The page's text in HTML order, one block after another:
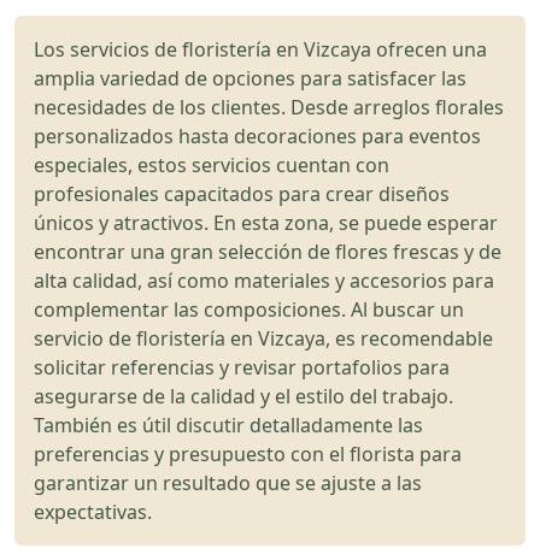
Los servicios de floristería en Vizcaya ofrecen una
amplia variedad de opciones para satisfacer las
necesidades de los clientes. Desde arreglos florales
personalizados hasta decoraciones para eventos
especiales, estos servicios cuentan con
profesionales capacitados para crear diseños
únicos y atractivos. En esta zona, se puede esperar
encontrar una gran selección de flores frescas y de
alta calidad, así como materiales y accesorios para
complementar las composiciones. Al buscar un
servicio de floristería en Vizcaya, es recomendable
solicitar referencias y revisar portafolios para
asegurarse de la calidad y el estilo del trabajo.
También es útil discutir detalladamente las
preferencias y presupuesto con el florista para
garantizar un resultado que se ajuste a las
expectativas.